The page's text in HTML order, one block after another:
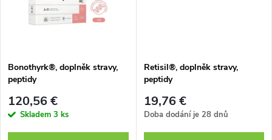
v
Bonothyrk®, doplněk stravy,
peptidy
120,56 €
Skladem 3 ks
Retisil®, doplněk stravy,
peptidy
19,76 €
Doba dodání je 28 dnů